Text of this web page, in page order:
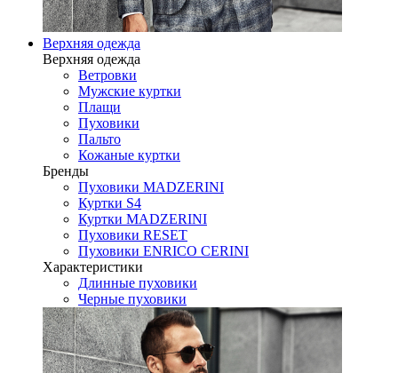
Верхняя одежда
Верхняя одежда
Ветровки
Мужские куртки
Плащи
Пуховики
Пальто
Кожаные куртки
Бренды
Пуховики MADZERINI
Куртки S4
Куртки MADZERINI
Пуховики RESET
Пуховики ENRICO CERINI
Характеристики
Длинные пуховики
Черные пуховики